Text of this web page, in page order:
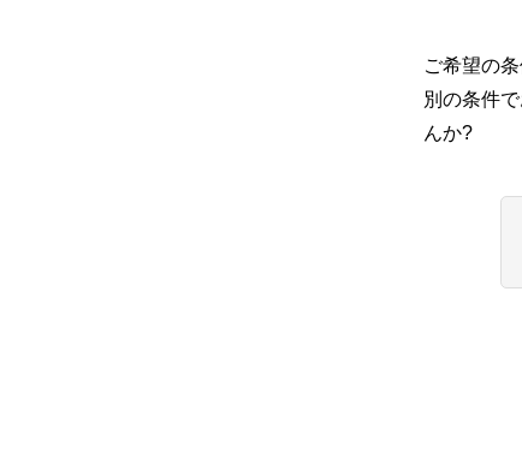
ご希望の
別の条件
んか?